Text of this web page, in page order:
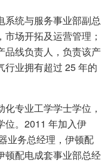
系统与服务事业部副总
场开拓及运营管理；
品线负责人，负责该产
行业拥有超过 25 年的
专业工学学士学位，
位。2011 年加入伊
业务总经理，伊顿配
顿配电成套事业部总经